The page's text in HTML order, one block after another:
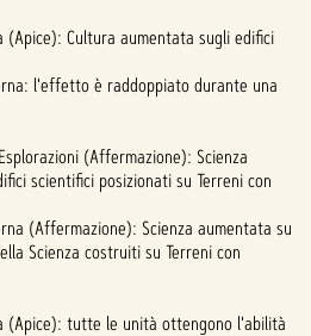
(Apice): Cultura aumentata sugli edifici
l'effetto è raddoppiato durante una
(Affermazione): Scienza
scientifici posizionati su Terreni con
(Affermazione): Scienza aumentata su
Scienza costruiti su Terreni con
(Apice): tutte le unità ottengono l'abilità